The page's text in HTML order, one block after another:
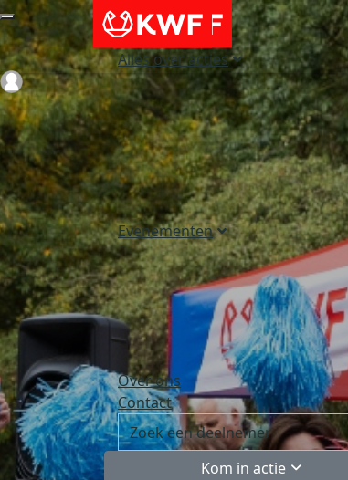
Alles over acties
Evenementen
Over ons
Contact
Kom in actie
Login